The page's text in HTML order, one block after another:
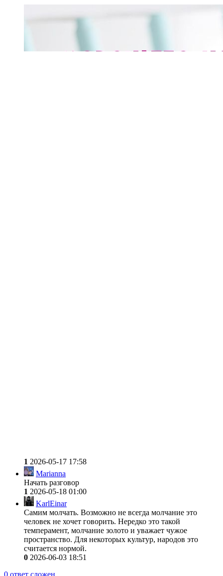
1 2026-05-17 17:58
Marianna
Начать разговор
1 2026-05-18 01:00
KarlEinar
Самим молчать. Возможно не всегда молчание это
человек не хочет говорить. Нередко это такой
темперамент, молчание золото и уважает чужое
пространство. Для некоторых культур, народов это
считается нормой.
0 2026-06-03 18:51